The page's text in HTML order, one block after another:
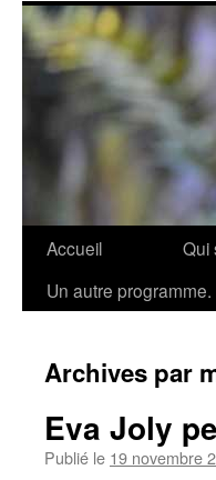
Aller
Accueil
Qui
Un autre programme.
Archives par
Eva Joly
Publié le 19 novembre